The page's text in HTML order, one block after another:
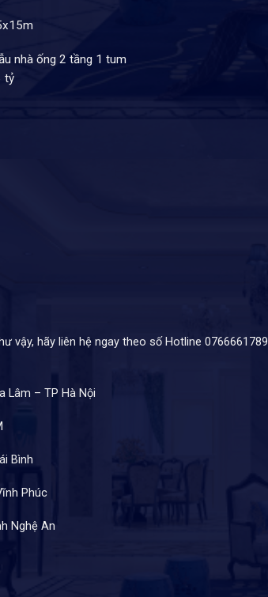
nhà ống 2 tầng 1 tum
tỷ
vậy, hãy liên hệ ngay theo số Hotline 0766661789
Lâm – TP Hà Nội
Bình
Phúc
Nghệ An